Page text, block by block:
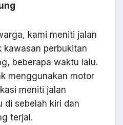
kami meniti jalan
kawasan perbukitan
beberapa waktu lalu.
menggunakan motor
meniti jalan
di sebelah kiri dan
terjal.